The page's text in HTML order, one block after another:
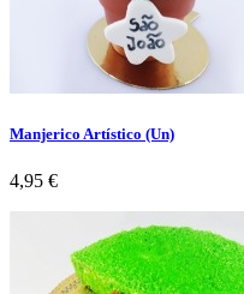
Manjerico Artístico (Un)
Preço
4,95 €